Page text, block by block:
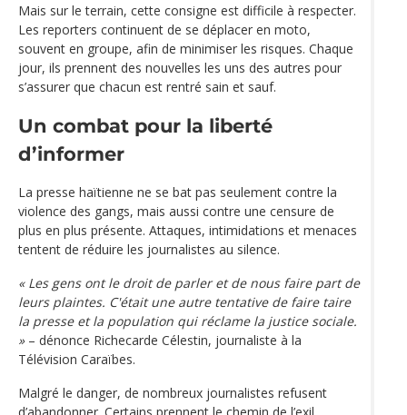
Mais sur le terrain, cette consigne est difficile à respecter.
Les reporters continuent de se déplacer en moto,
souvent en groupe, afin de minimiser les risques. Chaque
jour, ils prennent des nouvelles les uns des autres pour
s’assurer que chacun est rentré sain et sauf.
Un combat pour la liberté
d’informer
La presse haïtienne ne se bat pas seulement contre la
violence des gangs, mais aussi contre une censure de
plus en plus présente. Attaques, intimidations et menaces
tentent de réduire les journalistes au silence.
« Les gens ont le droit de parler et de nous faire part de
leurs plaintes. C'était une autre tentative de faire taire
la presse et la population qui réclame la justice sociale.
»– dénonce Richecarde Célestin, journaliste à la
Télévision Caraïbes.
Malgré le danger, de nombreux journalistes refusent